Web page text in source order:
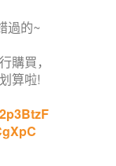
過的~
購買，
算啦!